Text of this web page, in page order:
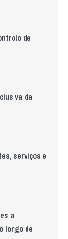
de
da
serviços e
a
longo de